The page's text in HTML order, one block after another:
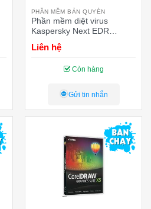
PHẦN MỀM BẢN QUYÈN
Phần mềm diệt virus
Kaspersky Next EDR
Foundations (1 thiết bị – 12
tháng)
Liên hệ
Còn hàng
Gửi tin nhắn